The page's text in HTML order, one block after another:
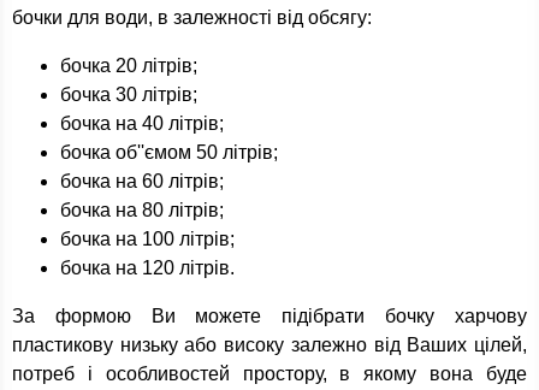
бочки для води, в залежності від обсягу:
бочка 20 літрів;
бочка 30 літрів;
бочка на 40 літрів;
бочка об''ємом 50 літрів;
бочка на 60 літрів;
бочка на 80 літрів;
бочка на 100 літрів;
бочка на 120 літрів.
За формою Ви можете підібрати бочку харчову
пластикову низьку або високу залежно від Ваших цілей,
потреб і особливостей простору, в якому вона буде